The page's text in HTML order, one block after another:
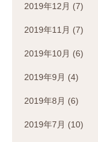
2019年12月 (7)
2019年11月 (7)
2019年10月 (6)
2019年9月 (4)
2019年8月 (6)
2019年7月 (10)